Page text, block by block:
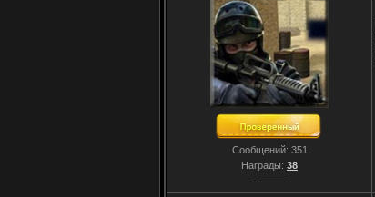
Сообщений: 351
Награды: 38